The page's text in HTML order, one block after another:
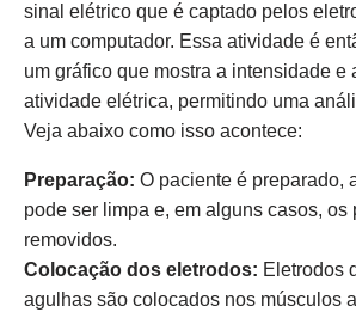
sinal elétrico que é captado pelos
a um computador. Essa atividade é
um gráfico que mostra a intensidade e
atividade elétrica, permitindo uma
Veja abaixo como isso acontece:
Preparação: O paciente é preparado,
pode ser limpa e, em alguns casos, os
removidos.
Colocação dos eletrodos: Eletrodos
agulhas são colocados nos músculos